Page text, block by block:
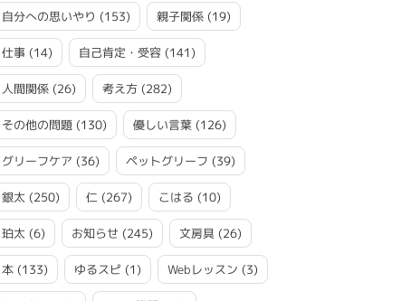
自分への思いやり (153) 親子関係 (19)
仕事 (14) 自己肯定・受容 (141)
人間関係 (26) 考え方 (282)
その他の問題 (130) 優しい言葉 (126)
グリーフケア (36) ペットグリーフ (39)
銀太 (250) 仁 (267) こはる (10)
珀太 (6) お知らせ (245) 文房具 (26)
本 (133) ゆるスピ (1) Webレッスン (3)